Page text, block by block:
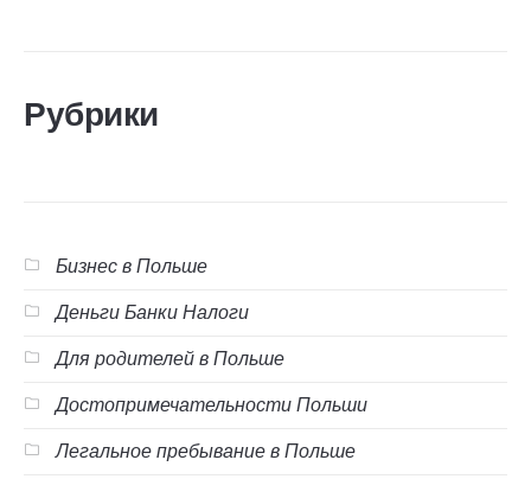
Рубрики
Бизнес в Польше
Деньги Банки Налоги
Для родителей в Польше
Достопримечательности Польши
Легальное пребывание в Польше